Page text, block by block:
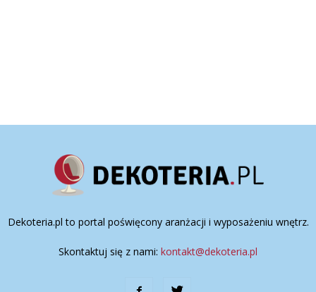
Dekoteria.pl to portal poświęcony aranżacji i wyposażeniu wnętrz.
Skontaktuj się z nami: kontakt@dekoteria.pl